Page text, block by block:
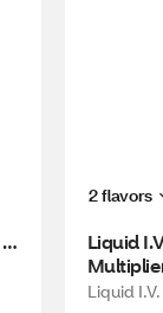
2 flavors
Liquid
Mix,
Liquid I.V.